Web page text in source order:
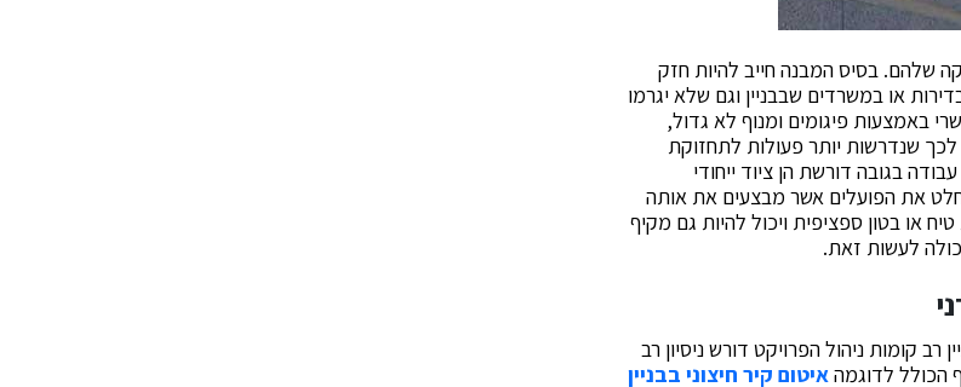
שלהם. בסיס המבנה חייב להיות חזק
או במשרדים שבבניין וגם שלא יגרמו
באמצעות פיגומים ומנוף לא גדול,
שנדרשות יותר פעולות לתחזוקת
בגובה דורשת הן ציוד ייחודי
את הפועלים אשר מבצעים את אותה
או בטון ספציפית ויכול להיות גם מקיף
לעשות זאת.
קומות ניהול הפרויקט דורש ניסיון רב
הכולל לדוגמהאיטום קיר חיצוני בבניין